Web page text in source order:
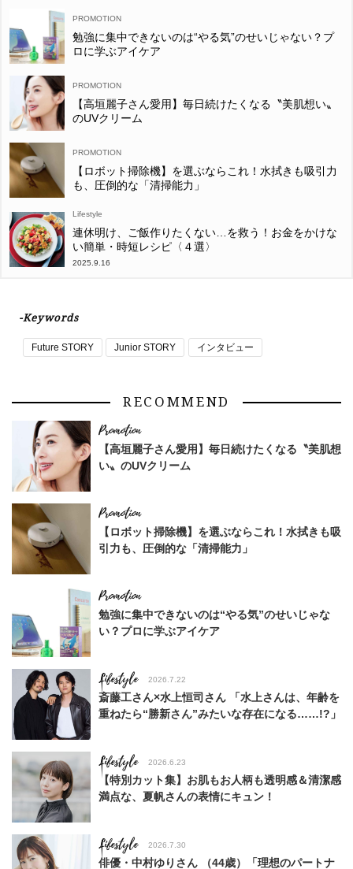
勉強に集中できないのは“やる気”のせいじゃない？プ
ロに学ぶアイケア
【高垣麗子さん愛用】毎日続けたくなる〝美肌想い〟
のUVクリーム
【ロボット掃除機】を選ぶならこれ！水拭きも吸引力
も、圧倒的な「清掃能力」
Lifestyle
連休明け、ご飯作りたくない…を救う！お金をかけな
い簡単・時短レシピ〈４選〉
2025.9.16
-Keywords
Future STORY Junior STORY インタビュー
RECOMMEND
【高垣麗子さん愛用】毎日続けたくなる〝美肌想
い〟のUVクリーム
【ロボット掃除機】を選ぶならこれ！水拭きも吸
引力も、圧倒的な「清掃能力」
勉強に集中できないのは“やる気”のせいじゃな
い？プロに学ぶアイケア
Lifestyle 2026.7.22
斎藤工さん×水上恒司さん 「水上さんは、年齢を
重ねたら“勝新さん”みたいな存在になる……!?」
Lifestyle 2026.6.23
【特別カット集】お肌もお人柄も透明感＆清潔感
満点な、夏帆さんの表情にキュン！
Lifestyle 2026.7.30
俳優・中村ゆりさん （44歳）「理想のパートナ